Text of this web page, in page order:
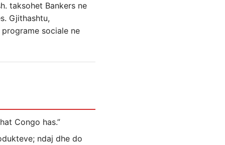
taksohet Bankers ne
Gjithashtu,
sociale ne
Congo has.”
ndaj dhe do